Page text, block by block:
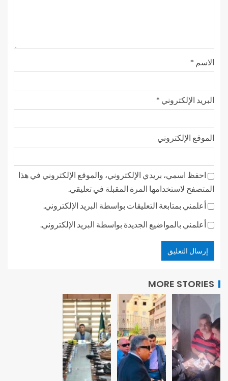
الاسم *
البريد الإلكتروني *
الموقع الإلكتروني
احفظ اسمي، بريدي الإلكتروني، والموقع الإلكتروني في هذا
المتصفح لاستخدامها المرة المقبلة في تعليقي.
أعلمني بمتابعة التعليقات بواسطة البريد الإلكتروني.
أعلمني بالمواضيع الجديدة بواسطة البريد الإلكتروني.
MORE STORIES